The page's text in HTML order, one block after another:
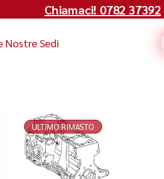
Chiamaci! 0782 37392
Nostre Sedi
ULTIMO RIMASTO